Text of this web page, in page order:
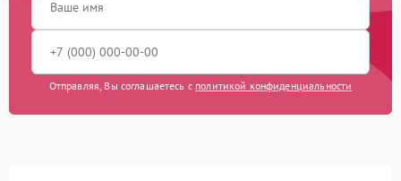
Отправляя, Вы соглашаетесь с политикой конфиденциальности